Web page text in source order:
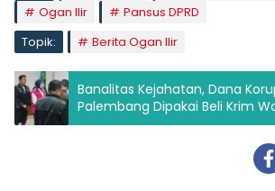
Ogan Ilir
Pansus DPRD
Topik:
Berita Ogan Ilir
Banalitas Kejahatan, Dana
Palembang Dipakai Beli Krim
Biaya Sekolah Anak